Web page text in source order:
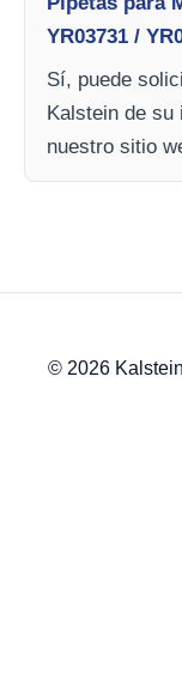
YR03731 /
Sí, puede
Kalstein de
nuestro sitio
© 2026